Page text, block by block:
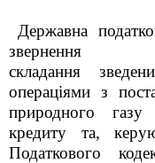
Державна
складання
операціями з
природного
кредиту та,
Податкового